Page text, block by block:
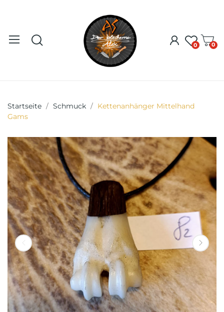
0 0
Startseite Schmuck
Kettenanhänger Mittelhand
Gams